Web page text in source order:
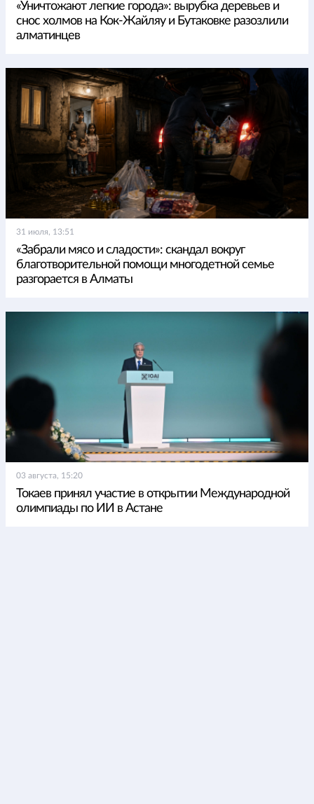
«Уничтожают легкие города»: вырубка деревьев и
снос холмов на Кок-Жайляу и Бутаковке разозлили
алматинцев
31 июля, 13:51
«Забрали мясо и сладости»: скандал вокруг
благотворительной помощи многодетной семье
разгорается в Алматы
03 августа, 15:20
Токаев принял участие в открытии Международной
олимпиады по ИИ в Астане